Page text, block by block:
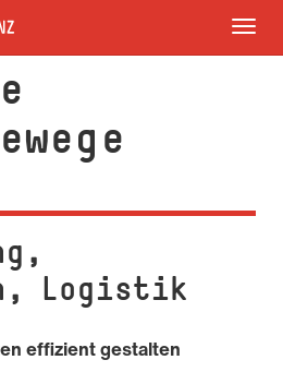
Logistik
effizient gestalten